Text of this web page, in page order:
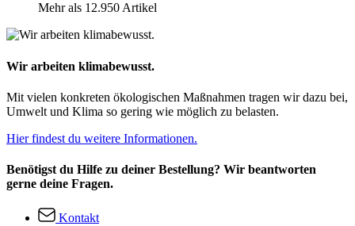
Mehr als 12.950 Artikel
Wir arbeiten klimabewusst.
Mit vielen konkreten ökologischen Maßnahmen tragen wir dazu bei,
Umwelt und Klima so gering wie möglich zu belasten.
Hier findest du weitere Informationen.
Benötigst du Hilfe zu deiner Bestellung? Wir beantworten
gerne deine Fragen.
Kontakt